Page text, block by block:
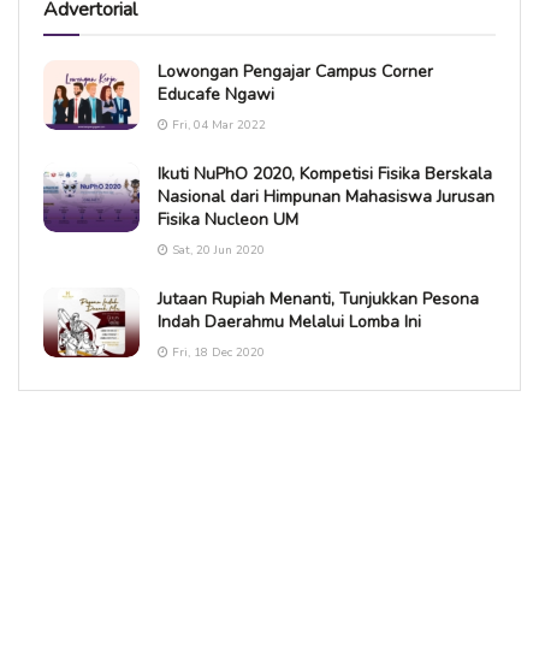
Advertorial
Lowongan Pengajar Campus Corner
Educafe Ngawi
Fri, 04 Mar 2022
Ikuti NuPhO 2020, Kompetisi Fisika Berskala
Nasional dari Himpunan Mahasiswa Jurusan
Fisika Nucleon UM
Sat, 20 Jun 2020
Jutaan Rupiah Menanti, Tunjukkan Pesona
Indah Daerahmu Melalui Lomba Ini
Fri, 18 Dec 2020